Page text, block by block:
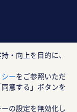
1 ニューオー
・向上を目的に、
ーをご参照いただ
意する」ボタンを
の設定を無効化し